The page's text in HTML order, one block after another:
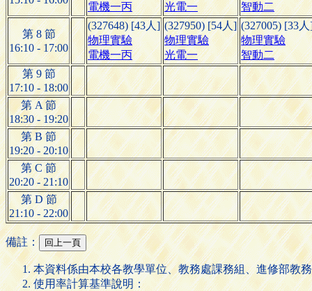
電機一丙
光電一
智動二
第 8 節
16:10 - 17:00
(327648) [43人]
物理實驗
電機一丙
(327950) [54人]
物理實驗
光電一
(327005) [33
物理實驗
智動二
第 9 節
17:10 - 18:00
第 A 節
18:30 - 19:20
第 B 節
19:20 - 20:10
第 C 節
20:20 - 21:10
第 D 節
21:10 - 22:00
備註：
本資料係由本校各教學單位、教務處課務組、進修部教
使用率計算基準說明：